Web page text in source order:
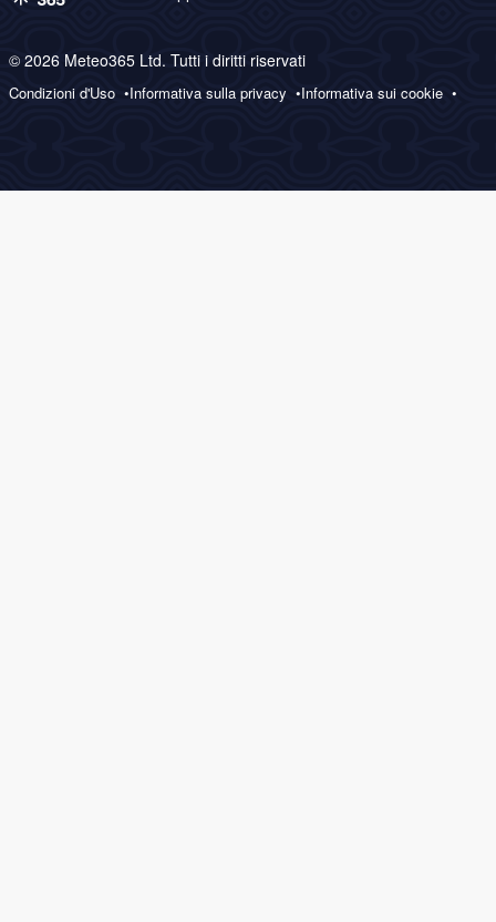
© 2026 Meteo365 Ltd. Tutti i diritti riservati
Condizioni d'Uso Informativa sulla privacy Informativa sui cookie